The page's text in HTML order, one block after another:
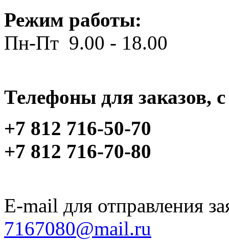
Режим работы:
Пн-Пт 9.00 - 18.00
Телефоны для заказов,
+7 812 716-50-70
+7 812 716-70-80
E-mail для отправления
7167080@mail.ru